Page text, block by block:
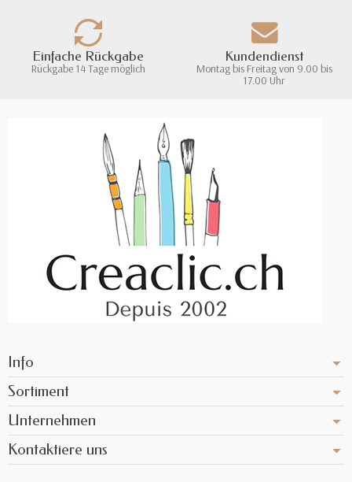
Einfache Rückgabe
Rückgabe 14 Tage möglich
Kundendienst
Montag bis Freitag von 9.00 bis
17.00 Uhr
Info
Sortiment
Unternehmen
Kontaktiere uns